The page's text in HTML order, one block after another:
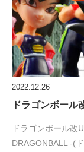
2022.12.26
ドラゴンボール
ドラゴンボール改
DRAGONBALL -(